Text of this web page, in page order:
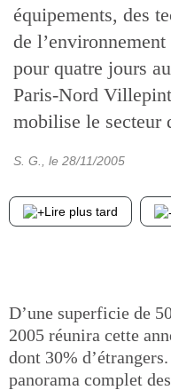
équipements, des
de
pour quatre jours
Paris-Nord
mobilise le secteur
S. G. , le 28/11/2005
Lire plus tard
D’une superficie de
2005 réunira cette
dont 30%
panorama complet